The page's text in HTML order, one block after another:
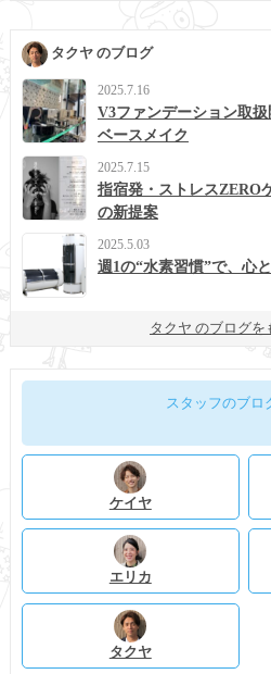
タクヤ のブログ
2025.7.16
V3ファンデーション取
ベースメイク
2025.7.15
指宿発・ストレスZERO
の新提案
2025.5.03
週1の“水素習慣”で、心
タクヤ のブログを
スタッフのブロ
ケイヤ
エリカ
タクヤ